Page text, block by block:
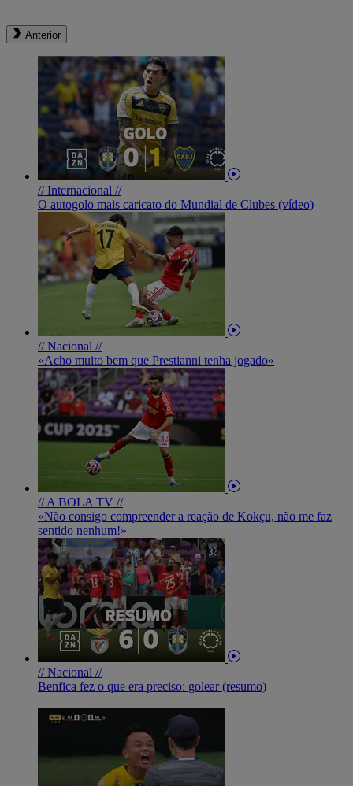
Anterior
// Internacional //
O autogolo mais caricato do Mundial de Clubes (vídeo)
// Nacional //
«Acho muito bem que Prestianni tenha jogado»
// A BOLA TV //
«Não consigo compreender a reação de Kokçu, não me faz
sentido nenhum!»
// Nacional //
Benfica fez o que era preciso: golear (resumo)